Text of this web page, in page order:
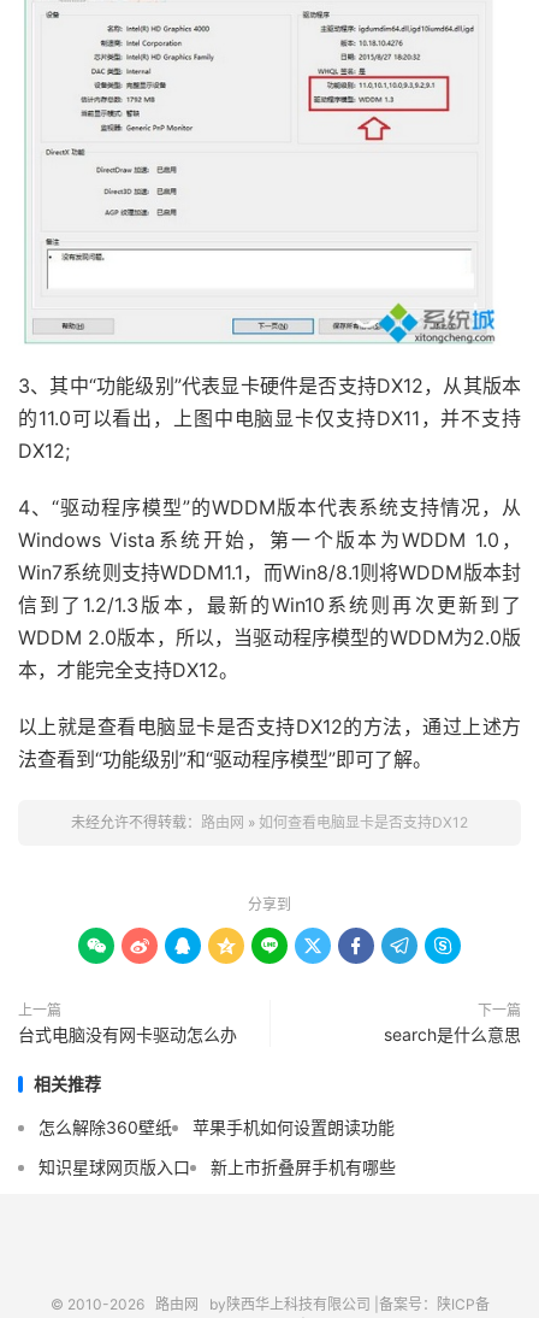
3、其中“功能级别”代表显卡硬件是否支持DX12，从其版本
的11.0可以看出，上图中电脑显卡仅支持DX11，并不支持
DX12;
4、“驱动程序模型”的WDDM版本代表系统支持情况，从
Windows Vista系统开始，第一个版本为WDDM 1.0，
Win7系统则支持WDDM1.1，而Win8/8.1则将WDDM版本封
信到了1.2/1.3版本，最新的Win10系统则再次更新到了
WDDM 2.0版本，所以，当驱动程序模型的WDDM为2.0版
本，才能完全支持DX12。
以上就是查看电脑显卡是否支持DX12的方法，通过上述方
法查看到“功能级别”和“驱动程序模型”即可了解。
未经允许不得转载： 路由网 » 如何查看电脑显卡是否支持DX12
分享到
        
上一篇
台式电脑没有网卡驱动怎么办
下一篇
search是什么意思
相关推荐
怎么解除360壁纸
苹果手机如何设置朗读功能
知识星球网页版入口
新上市折叠屏手机有哪些
© 2010-2026 路由网 by陕西华上科技有限公司 | 备案号：陕ICP备